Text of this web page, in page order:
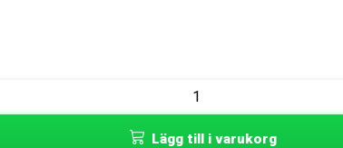
Lägg till i varukorg